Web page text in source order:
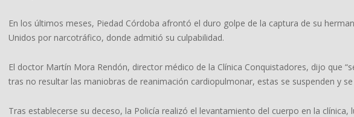
En los últimos meses, Piedad Córdoba afrontó el duro golpe de la captura de su
Unidos por narcotráfico, donde admitió su culpabilidad.
El doctor Martín Mora Rendón, director médico de la Clínica Conquistadores, dijo que
tras no resultar las maniobras de reanimación cardiopulmonar, estas se suspenden y
Tras establecerse su deceso, la Policía realizó el levantamiento del cuerpo en la